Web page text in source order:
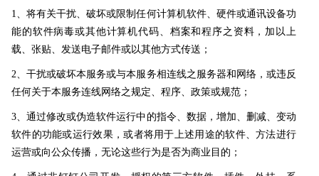
1、将有关干扰、破坏或限制任何计算机软件、硬件或通讯设备功
能的软件病毒或其他计算机代码、档案和程序之资料，加以上
载、张贴、发送电子邮件或以其他方式传送；
2、干扰或破坏本服务或与本服务相连线之服务器和网络，或违反
任何关于本服务连线网络之规定、程序、政策或规范；
3、通过修改或伪造软件运行中的指令、数据，增加、删减、变动
软件的功能或运行效果，或者将用于上述用途的软件、方法进行
运营或向公众传播，无论这些行为是否为商业目的；